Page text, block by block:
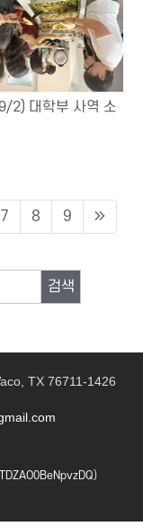
2) 대학부 사역 소
7 8 9
검색
TX 76711-1426
)